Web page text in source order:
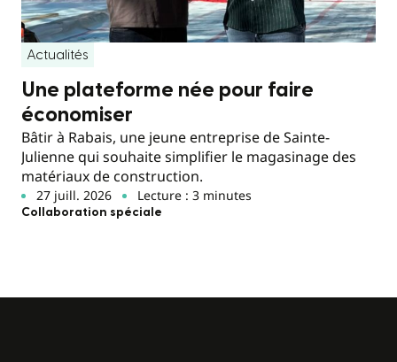
Actualités
Une plateforme née pour faire
économiser
Bâtir à Rabais, une jeune entreprise de Sainte-
Julienne qui souhaite simplifier le magasinage des
matériaux de construction.
27 juill. 2026 Lecture : 3 minutes
Collaboration spéciale